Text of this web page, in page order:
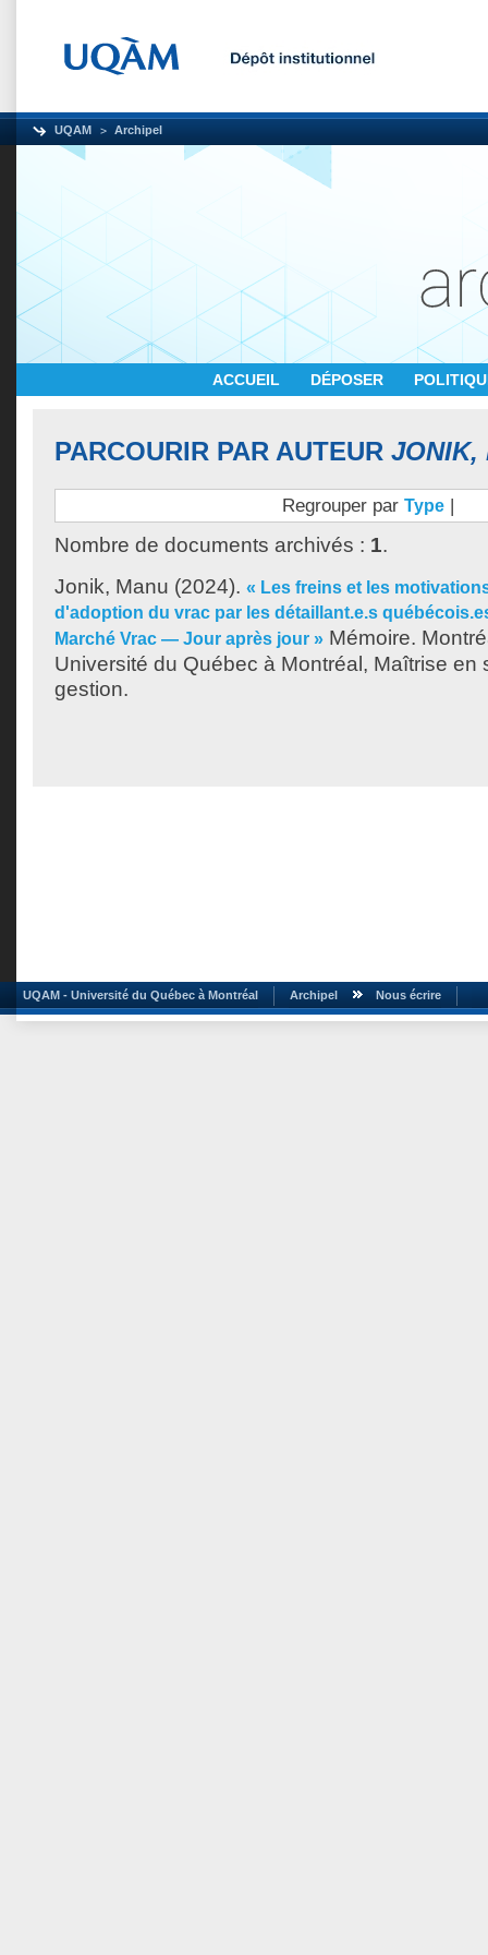
UQAM Archipel
ACCUEIL DÉPOSER
PARCOURIR PAR AUTEUR JONIK,
Regrouper par Type |
Nombre de documents archivés : 1.
Jonik, Manu (2024). « Les freins et les
d'adoption du vrac par les détaillant.e.s
Marché Vrac — Jour après jour » Mémoire.
Université du Québec à Montréal, Maîtrise en
gestion.
UQAM - Université du Québec à Montréal Archipel Nous écrire